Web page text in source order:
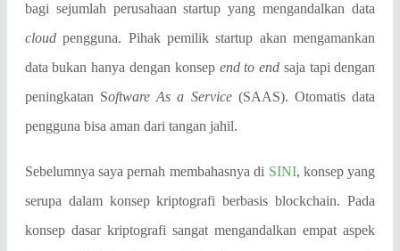
bagi sejumlah perusahaan startup yang mengandalkan data
cloudpengguna. Pihak pemilik startup akan mengamankan
data bukan hanya dengan konsep end to end saja tapi dengan
peningkatan Software As a Service(SAAS). Otomatis data
pengguna bisa aman dari tangan jahil.
Sebelumnya saya pernah membahasnya di SINI, konsep yang
serupa dalam konsep kriptografi berbasis blockchain. Pada
konsep dasar kriptografi sangat mengandalkan empat aspek